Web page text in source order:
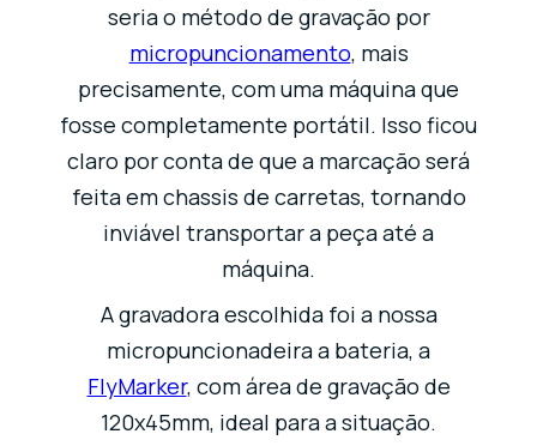
seria o método de gravação por
micropuncionamento, mais
precisamente, com uma máquina que
fosse completamente portátil. Isso ficou
claro por conta de que a marcação será
feita em chassis de carretas, tornando
inviável transportar a peça até a
máquina.
A gravadora escolhida foi a nossa
micropuncionadeira a bateria, a
FlyMarker, com área de gravação de
120x45mm, ideal para a situação.